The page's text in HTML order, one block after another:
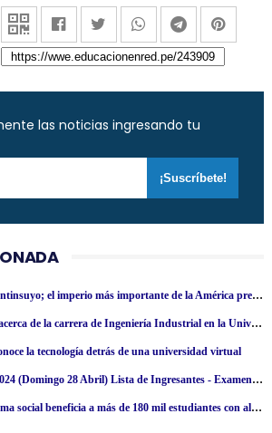
las noticias ingresando tu
Todo sobre el Tahuantinsuyo; el imperio más importante de la América precolombina
9 puntos relevantes acerca de la carrera de Ingeniería Industrial en la Universidad Tecnológica Latinoamericana en línea
la tecnología detrás de una universidad virtual
Resultados UNFV 2024 (Domingo 28 Abril) Lista de Ingresantes - Examen Admisión Ordinario y Extraordinario - Universidad Nacional Federico Villarreal - www·unfv·edu·pe
Qali Warma: Programa social beneficia a más de 180 mil estudiantes con alimentos nutritivos en San Martín